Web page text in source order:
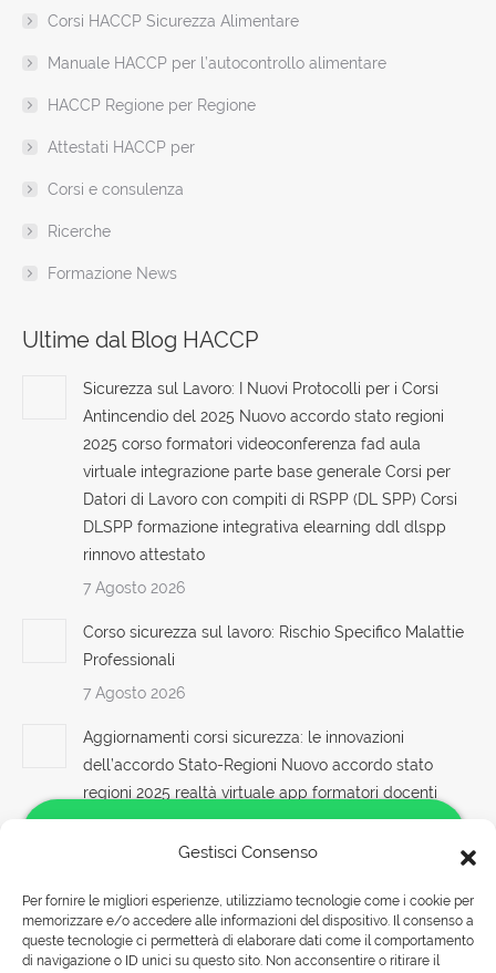
Gestisci Consenso
Per fornire le migliori esperienze, utilizziamo tecnologie come i cookie per
memorizzare e/o accedere alle informazioni del dispositivo. Il consenso a
queste tecnologie ci permetterà di elaborare dati come il comportamento
di navigazione o ID unici su questo sito. Non acconsentire o ritirare il
windowwindowwindowwindowwindowwindow
new
Corsi HACCP Sicurezza Alimentare
Manuale HACCP per l’autocontrollo alimentare
HACCP Regione per Regione
Attestati HACCP per
Corsi e consulenza
Ricerche
Formazione News
Ultime dal Blog HACCP
Sicurezza sul Lavoro: I Nuovi Protocolli per i Corsi
Antincendio del 2025 Nuovo accordo stato regioni
2025 corso formatori videoconferenza fad aula
virtuale integrazione parte base generale Corsi per
Datori di Lavoro con compiti di RSPP (DL SPP) Corsi
DLSPP formazione integrativa elearning ddl dlspp
rinnovo attestato
7 Agosto 2026
Corso sicurezza sul lavoro: Rischio Specifico Malattie
Professionali
7 Agosto 2026
Aggiornamenti corsi sicurezza: le innovazioni
dell’accordo Stato-Regioni Nuovo accordo stato
regioni 2025 realtà virtuale app formatori docenti
rspp esterno interno rls rlst preposto datore Evento
formativo seminari gratuiti più partecipati dai
obbligatorio ASPP/RSPP (DL.81/08, RSPP) e
CSP/CSE (DL.81/08) Lezioni in aula realtà virtuale
Riconoscimento della formazione con nuovo Accordo
Salve!
Come possiamo aiutarti?